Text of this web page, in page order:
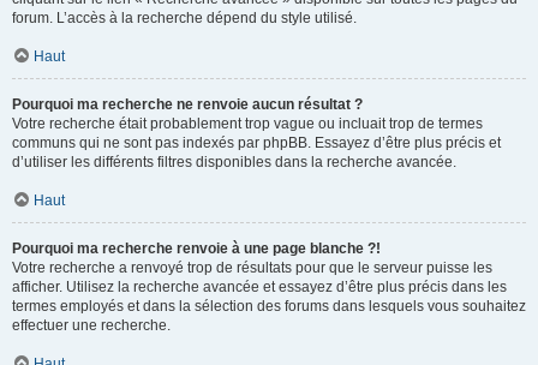
forum. L’accès à la recherche dépend du style utilisé.
Haut
Pourquoi ma recherche ne renvoie aucun résultat ?
Votre recherche était probablement trop vague ou incluait trop de termes
communs qui ne sont pas indexés par phpBB. Essayez d’être plus précis et
d’utiliser les différents filtres disponibles dans la recherche avancée.
Haut
Pourquoi ma recherche renvoie à une page blanche ?!
Votre recherche a renvoyé trop de résultats pour que le serveur puisse les
afficher. Utilisez la recherche avancée et essayez d’être plus précis dans les
termes employés et dans la sélection des forums dans lesquels vous souhaitez
effectuer une recherche.